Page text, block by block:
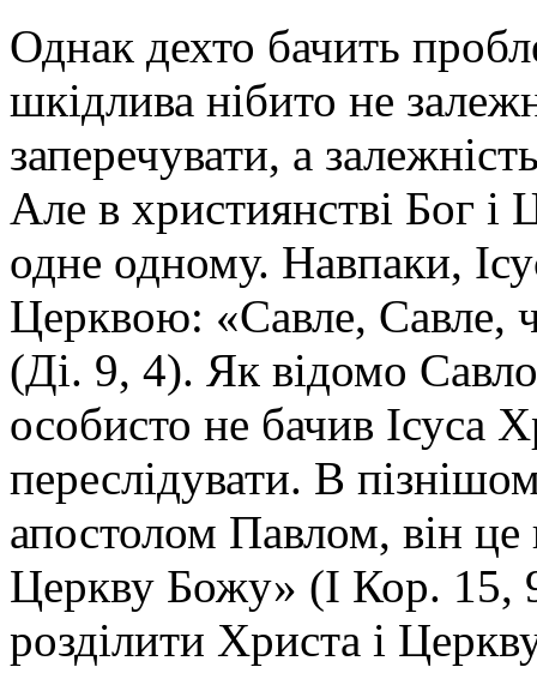
Однак дехто бачить
шкідлива нібито не
заперечувати, а
Але в християнстві Бог і
одне одному. Навпаки,
Церквою: «Савле, Савле,
(Ді. 9, 4). Як відомо Савло
особисто не бачив Ісуса
переслідувати. В
апостолом Павлом, він
Церкву Божу» (І Кор. 15,
розділити Христа і